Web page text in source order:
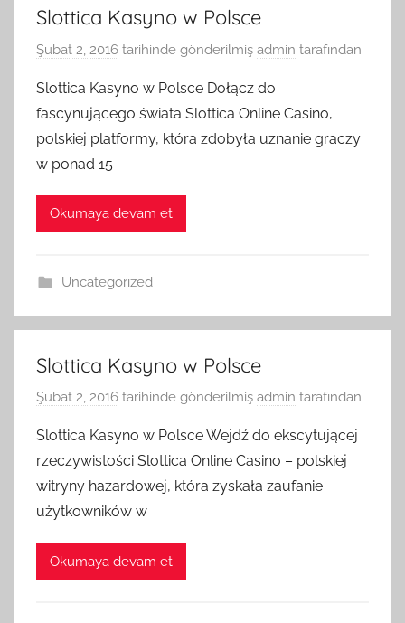
Slottica Kasyno w Polsce
Şubat 2, 2016 tarihinde gönderilmiş admin tarafından
Slottica Kasyno w Polsce Dołącz do
fascynującego świata Slottica Online Casino,
polskiej platformy, która zdobyła uznanie graczy
w ponad 15
Okumaya devam et
Uncategorized
Slottica Kasyno w Polsce
Şubat 2, 2016 tarihinde gönderilmiş admin tarafından
Slottica Kasyno w Polsce Wejdź do ekscytującej
rzeczywistości Slottica Online Casino – polskiej
witryny hazardowej, która zyskała zaufanie
użytkowników w
Okumaya devam et